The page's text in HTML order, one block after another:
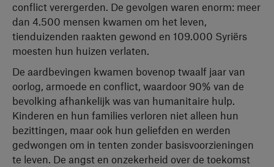
conflict verergerden. De gevolgen waren enorm: meer
dan 4.500 mensen kwamen om het leven,
tienduizenden raakten gewond en 109.000 Syriërs
moesten hun huizen verlaten.
De aardbevingen kwamen bovenop twaalf jaar van
oorlog, armoede en conflict, waardoor 90% van de
bevolking afhankelijk was van humanitaire hulp.
Kinderen en hun families verloren niet alleen hun
bezittingen, maar ook hun geliefden en werden
gedwongen om in tenten zonder basisvoorzieningen
te leven. De angst en onzekerheid over de toekomst